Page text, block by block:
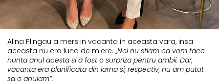
Alina Plingau a mers in vacanta in aceasta vara, insa
aceasta nu era luna de miere. „Noi nu stiam ca vom face
nunta anul acesta si a fost o surpriza pentru ambii. Dar,
vacanta era planificata din iarna si, respectiv, nu am putut
sa o anulam”.